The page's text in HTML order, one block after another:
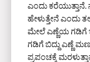
ಎಂದು ಕರೆಯುತ್ತಾನೆ.
ಹೇಳುತ್ತೇನೆ ಎಂದು
ಮೇಲೆ ಎಣ್ಣೆಯ ಗಡಿಗೆ
ಗಡಿಗೆ ಬಿದ್ದು ಎಣ್ಣೆ
ಪ್ರಪಂಚಕ್ಕೆ